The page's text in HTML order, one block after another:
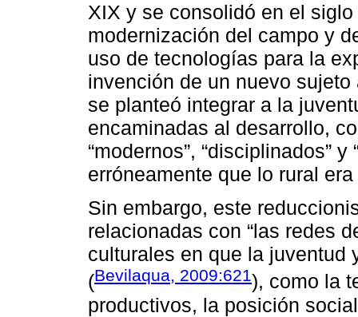
XIX y se consolidó en el siglo
modernización del campo y
uso de tecnologías para la
invención de un nuevo
se planteó integrar a la
encaminadas al desarrollo,
“modernos”, “disciplinados”
erróneamente que lo rural
Sin embargo, este
relacionadas con “las redes
culturales en que la juventud
(Bevilaqua, 2009:621), como la
productivos, la posición